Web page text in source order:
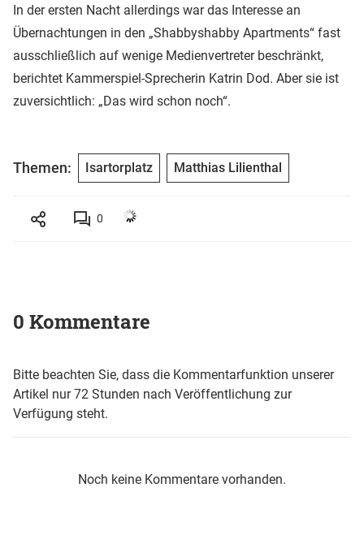
In der ersten Nacht allerdings war das Interesse an
Übernachtungen in den „Shabbyshabby Apartments“ fast
ausschließlich auf wenige Medienvertreter beschränkt,
berichtet Kammerspiel-Sprecherin Katrin Dod. Aber sie ist
zuversichtlich: „Das wird schon noch“.
Themen: Isartorplatz Matthias Lilienthal
0
0 Kommentare
Bitte beachten Sie, dass die Kommentarfunktion unserer
Artikel nur 72 Stunden nach Veröffentlichung zur
Verfügung steht.
Noch keine Kommentare vorhanden.